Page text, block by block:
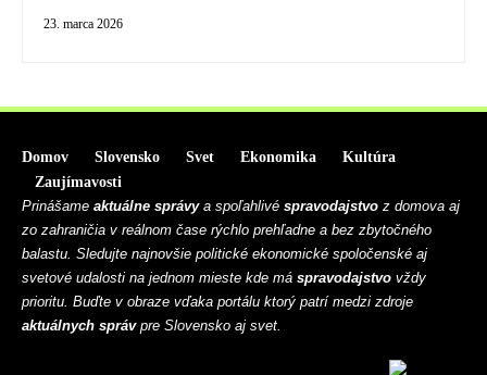
23. marca 2026
Domov Slovensko Svet Ekonomika
Kultúra
Zaujímavosti
Prinášame aktuálne správya spoľahlivé spravodajstvo z domova aj
zo zahraničia v reálnom čase rýchlo prehľadne a bez zbytočného
balastu. Sledujte najnovšie politické ekonomické spoločenské aj
svetové udalosti na jednom mieste kde má spravodajstvo vždy
prioritu. Buďte v obraze vďaka portálu ktorý patrí medzi zdroje
aktuálnych správpre Slovensko aj svet.